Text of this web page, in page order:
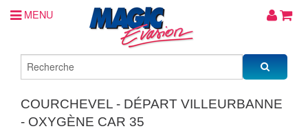
MENU
COURCHEVEL - DÉPART VILLEURBANNE
- OXYGÈNE CAR 35